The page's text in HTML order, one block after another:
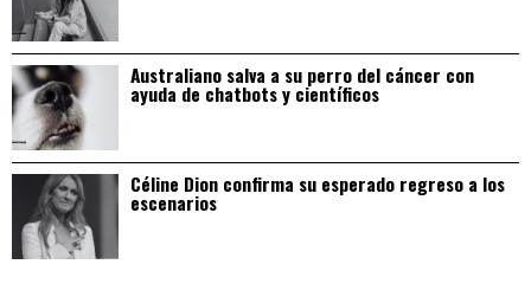
Australiano salva a su perro del cáncer con
ayuda de chatbots y científicos
Céline Dion confirma su esperado regreso a los
escenarios